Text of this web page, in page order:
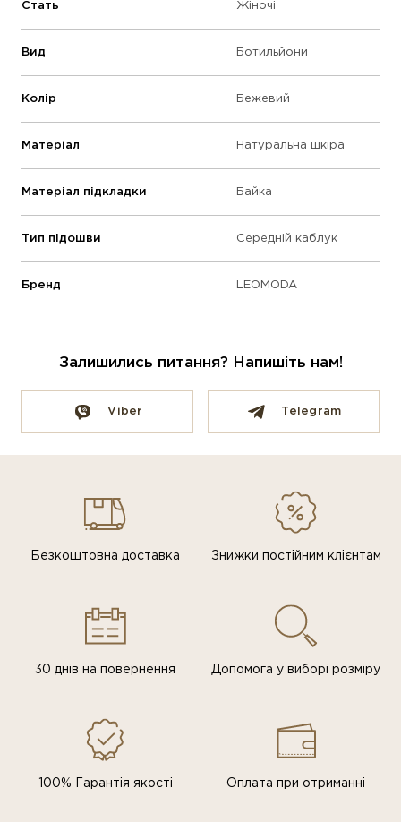
Стать Жіночі
Вид Ботильйони
Колір Бежевий
Матеріал Натуральна шкіра
Матеріал підкладки Байка
Тип підошви Середній каблук
Бренд LEOMODA
Залишились питання? Напишіть нам!
Viber Telegram
Безкоштовна доставка Знижки постiйним клiєнтам
30 днів на повернення Допомога у виборі розміру
100% Гарантія якості Оплата при отриманні